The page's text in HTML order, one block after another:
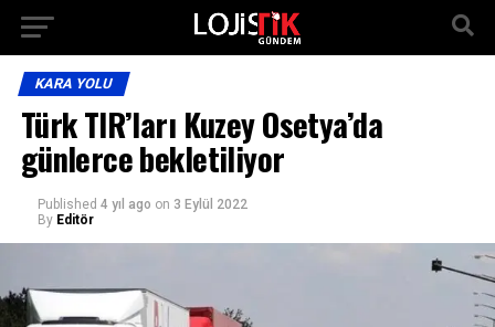
KARA YOLU
Türk TIR’ları Kuzey Osetya’da
günlerce bekletiliyor
Published 4 yıl ago on 3 Eylül 2022
By Editör